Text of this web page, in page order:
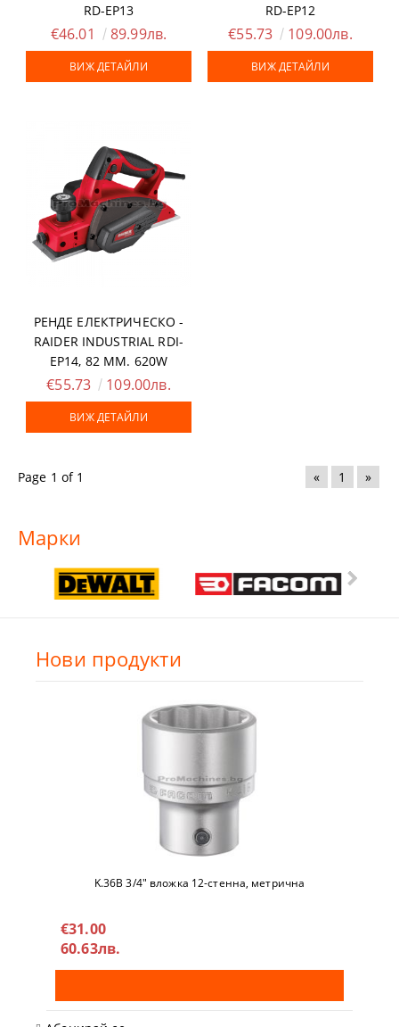
RD-EP13
€46.01 89.99лв.
ВИЖ ДЕТАЙЛИ
RD-EP12
€55.73 109.00лв.
ВИЖ ДЕТАЙЛИ
РЕНДЕ ЕЛЕКТРИЧЕСКО -
RAIDER INDUSTRIAL RDI-
EP14, 82 ММ. 620W
€55.73 109.00лв.
ВИЖ ДЕТАЙЛИ
Page 1 of 1 « 1 »
Марки
Нови продукти
K.36B 3/4" вложкa 12-стeннa, метричнa
€31.00
60.63лв.